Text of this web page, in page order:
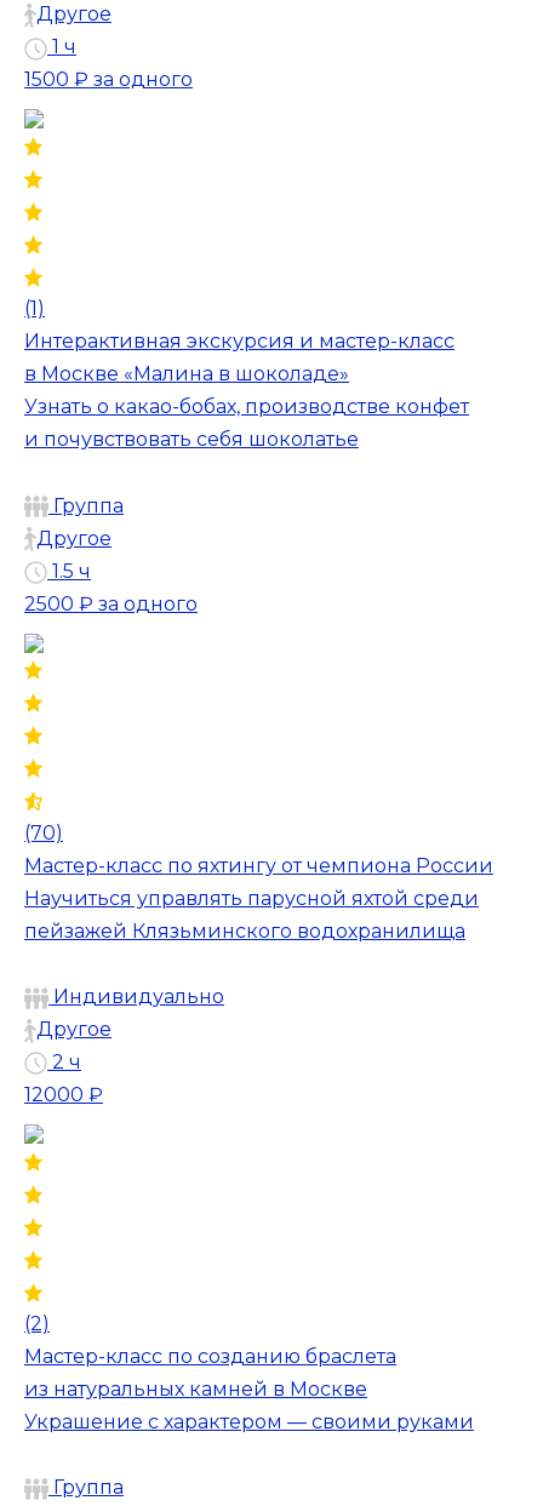
Другое
1 ч
1500 ₽ за одного
(1)
Интерактивная экскурсия и мастер-класс
в Москве «Малина в шоколаде»
Узнать о какао-бобах, производстве конфет
и почувствовать себя шоколатье
Группа
Другое
1.5 ч
2500 ₽ за одного
(70)
Мастер-класс по яхтингу от чемпиона России
Научиться управлять парусной яхтой среди
пейзажей Клязьминского водохранилища
Индивидуально
Другое
2 ч
12000 ₽
(2)
Мастер-класс по созданию браслета
из натуральных камней в Москве
Украшение с характером — своими руками
Группа